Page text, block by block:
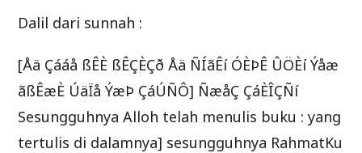
Dalil dari sunnah :
[Åä Çááå ßÊÈ ßÊÇÈÇð Åä ÑÍãÊí ÓÈÞÊ ÛÖÈí Ýåæ
ãßÊæÈ ÚäÏå ÝæÞ ÇáÚÑÔ] ÑæåÇ ÇáÈÎÇÑí
Sesungguhnya Alloh telah menulis buku : yang
tertulis di dalamnya] sesungguhnya RahmatKu